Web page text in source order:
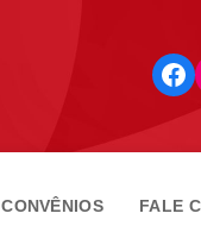
CONVÊNIOS FALE